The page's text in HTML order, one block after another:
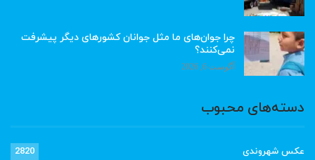
چرا جوان‌های ما مثل جوانان کشورهای دیگر پیشرفت
نمی‌کنند؟
آگوست 6, 2026
دسته‌های محبوب
عکس شهروندی 2820